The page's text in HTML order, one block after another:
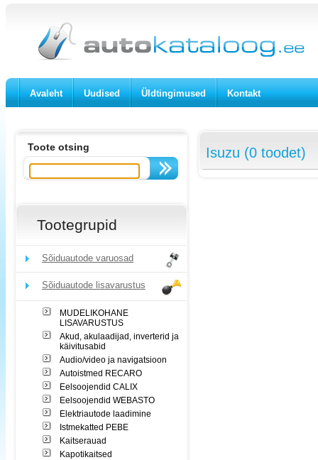
Avaleht Uudised Üldtingimused Kontakt
Toote otsing
Tootegrupid
Sõiduautode varuosad
Sõiduautode lisavarustus
MUDELIKOHANE
LISAVARUSTUS
Akud, akulaadijad, inverterid ja
käivitusabid
Audio/video ja navigatsioon
Autoistmed RECARO
Eelsoojendid CALIX
Eelsoojendid WEBASTO
Elektriautode laadimine
Istmekatted PEBE
Kaitserauad
Kapotikaitsed
Isuzu (0 toodet)